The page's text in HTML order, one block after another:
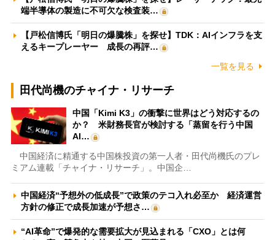
端半導体の製造に不可欠な検査装…
【戸松信博氏「明日の爆騰株」を探せ】TDK：AIインフラを支
えるキープレーヤー 成長の再評…
一覧を見る
田代尚機のチャイナ・リサーチ
中国「Kimi K3」の衝撃に世界はどう対応するの
か？ 米財務長官が検討する「蒸留を行う中国
AI…
中国経済に精通する中国株投資の第一人者・田代尚機氏のプレ
ミアム連載「チャイナ・リサーチ」。中国企…
中国経済“予想外の低成長”で政策のテコ入れ必至か 経済運営
方針の修正で成長加速が予想さ…
“AI革命”で爆発的な需要拡大が見込まれる「CXO」とは何